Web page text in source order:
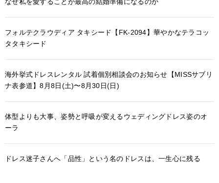
フォルテクラウディア タキシード【FK-2094】華やかなテラコッ
タタキシード
海外挙式ドレスレンタル 試着個別相談会のお知らせ【MISSサブリ
ナ表参道】8月8日(土)〜8月30日(日)
体型よりも大事、姿勢と呼吸が変えるウェディングドレス姿のオ
ーラ
ドレス迷子さんへ「品性」という名のドレスは、一生心に残る